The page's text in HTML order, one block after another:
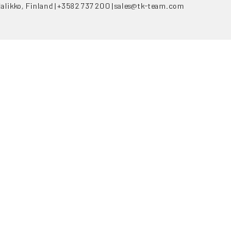
Finland | +358 2 737 200 | sales@tk-team.com